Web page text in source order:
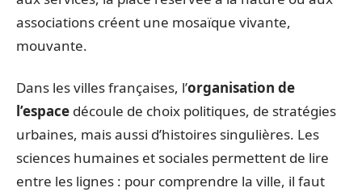
associations créent une mosaïque vivante,
mouvante.
Dans les villes françaises, l’organisation de
l’espace découle de choix politiques, de stratégies
urbaines, mais aussi d’histoires singulières. Les
sciences humaines et sociales permettent de lire
entre les lignes : pour comprendre la ville, il faut